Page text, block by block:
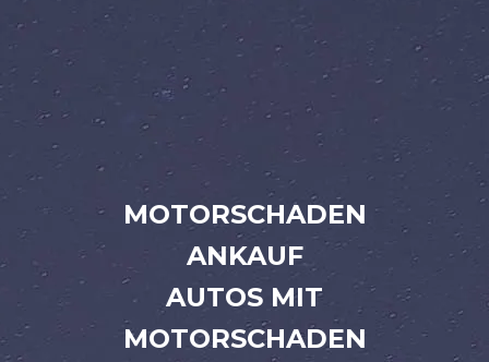
MOTORSCHADEN
ANKAUF
AUTOS MIT
MOTORSCHADEN